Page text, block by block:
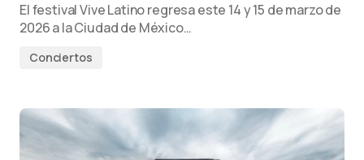
El festival Vive Latino regresa este 14 y 15 de marzo de
2026 a la Ciudad de México…
Conciertos